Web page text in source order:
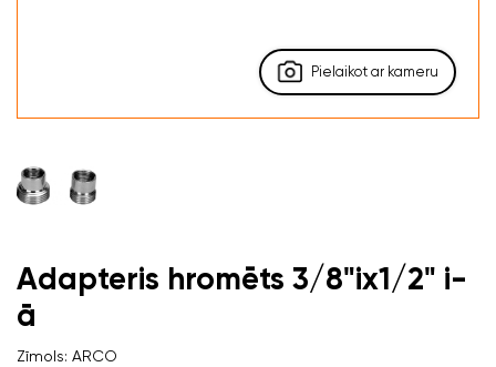
Pielaikot ar kameru
Adapteris hromēts 3/8"ix1/2" i-
ā
Zīmols: ARCO